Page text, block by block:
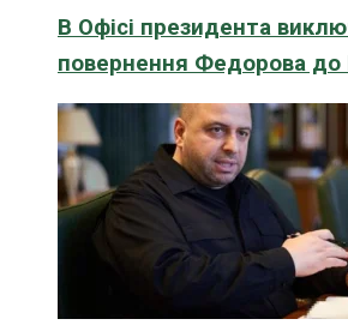
В Офісі президента
повернення Федорова до